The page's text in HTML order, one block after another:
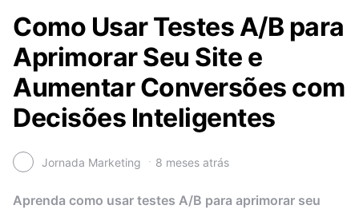
Como Usar Testes A/B para
Aprimorar Seu Site e
Aumentar Conversões com
Decisões Inteligentes
Jornada Marketing 8 meses atrás
Aprenda como usar testes A/B para aprimorar seu